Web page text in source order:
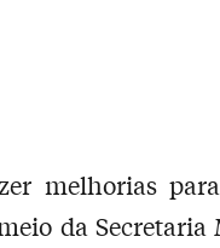
melhorias
da